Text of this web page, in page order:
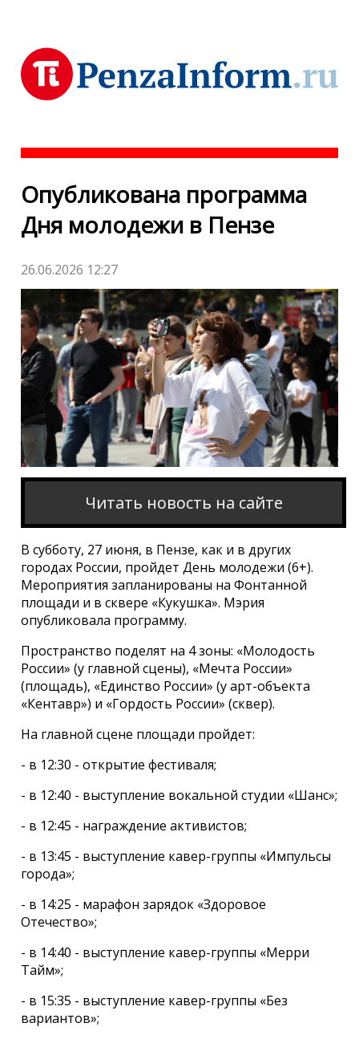
Опубликована программа
Дня молодежи в Пензе
26.06.2026 12:27
Читать новость на сайте
В субботу, 27 июня, в Пензе, как и в других
городах России, пройдет День молодежи (6+).
Мероприятия запланированы на Фонтанной
площади и в сквере «Кукушка». Мэрия
опубликовала программу.
Пространство поделят на 4 зоны: «Молодость
России» (у главной сцены), «Мечта России»
(площадь), «Единство России» (у арт-объекта
«Кентавр») и «Гордость России» (сквер).
На главной сцене площади пройдет:
- в 12:30 - открытие фестиваля;
- в 12:40 - выступление вокальной студии «Шанс»;
- в 12:45 - награждение активистов;
- в 13:45 - выступление кавер-группы «Импульсы
города»;
- в 14:25 - марафон зарядок «Здоровое
Отечество»;
- в 14:40 - выступление кавер-группы «Мерри
Тайм»;
- в 15:35 - выступление кавер-группы «Без
вариантов»;